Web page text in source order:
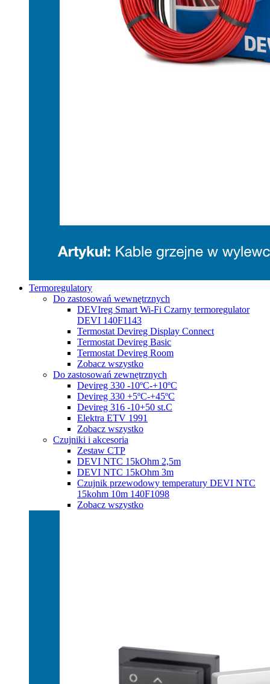
Termoregulatory
Do zastosowań wewnętrznych
DEVIreg Smart Wi-Fi Czarny termoregulator
DEVI 140F1143
Termostat Devireg Display Connect
Termostat Devireg Basic
Termostat Devireg Room
Zobacz wszystko
Do zastosowań zewnętrznych
Devireg 330 -10ºC-+10ºC
Devireg 330 +5ºC-+45ºC
Devireg 316 -10+50 st.C
Elektra ETV 1991
Zobacz wszystko
Czujniki i akcesoria
Zestaw CTP
DEVI NTC 15kOhm 2,5m
DEVI NTC 15kOhm 3m
Czujnik przewodowy temperatury DEVI NTC
15kohm 10m 140F1098
Zobacz wszystko